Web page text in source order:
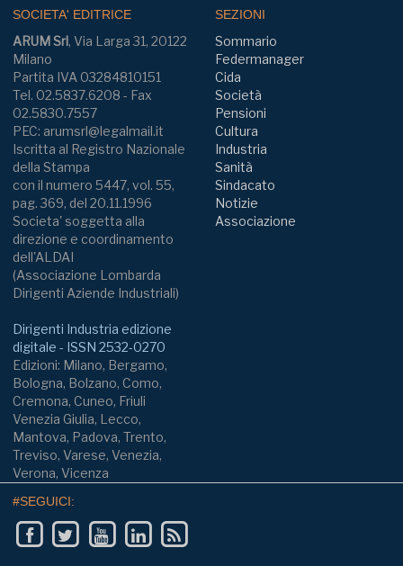
SOCIETA' EDITRICE
ARUM Srl, Via Larga 31, 20122
Milano
Partita IVA 03284810151
Tel. 02.5837.6208 - Fax
02.5830.7557
PEC: arumsrl@legalmail.it
Iscritta al Registro Nazionale
della Stampa
con il numero 5447, vol. 55,
pag. 369, del 20.11.1996
Societa' soggetta alla
direzione e coordinamento
dell'ALDAI
(Associazione Lombarda
Dirigenti Aziende Industriali)
Dirigenti Industria edizione
digitale - ISSN 2532-0270
Edizioni: Milano, Bergamo,
Bologna, Bolzano, Como,
Cremona, Cuneo, Friuli
Venezia Giulia, Lecco,
Mantova, Padova, Trento,
Treviso, Varese, Venezia,
Verona, Vicenza
SEZIONI
Sommario
Federmanager
Cida
Società
Pensioni
Cultura
Industria
Sanità
Sindacato
Notizie
Associazione
#SEGUICI: